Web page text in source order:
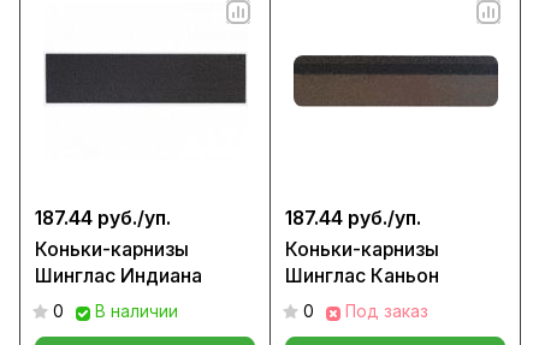
187.44 руб./уп.
Коньки-карнизы
Шинглас Индиана
0 В наличии
187.44 руб./уп.
Коньки-карнизы
Шинглас Каньон
0 Под заказ